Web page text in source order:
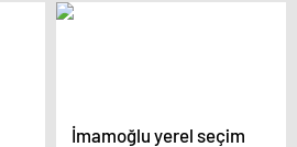
‘Halk mülksüzleşti’
İmamoğlu yerel seçim